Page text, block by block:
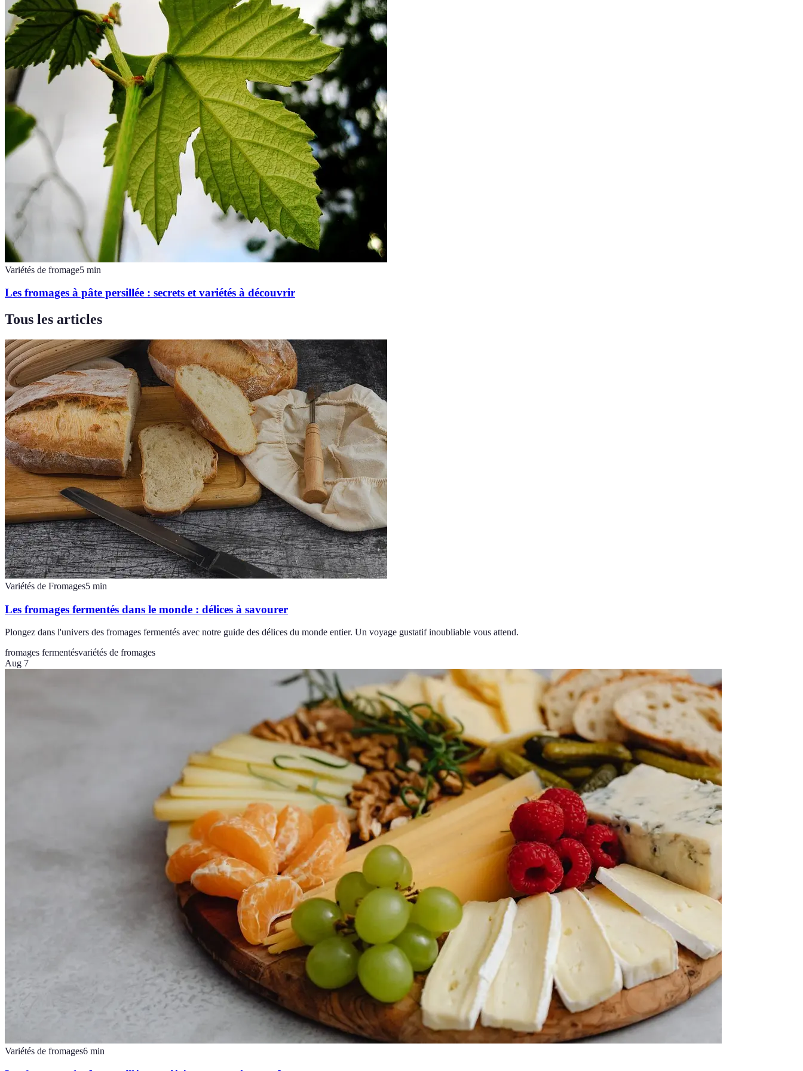
Variétés de fromage5 min
Les fromages à pâte persillée : secrets et variétés à découvrir
Tous les articles
Variétés de Fromages5 min
Les fromages fermentés dans le monde : délices à savourer
Plongez dans l'univers des fromages fermentés avec notre guide des délices du monde entier. Un voyage gustatif inoubliable vous attend.
fromages fermentésvariétés de fromages
Aug 7
Variétés de fromages6 min